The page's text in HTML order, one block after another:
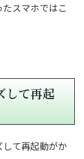
スマホではこ
して再起
て再起動がか